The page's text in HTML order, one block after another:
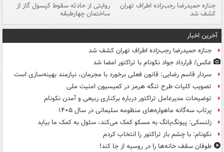
جنازه حمیدرضا رجب‌زاده اطراف تهران
کشف شد
روایتی از حادثه سقوط کپسول گاز از
ساختمان چهارطبقه
آخرین اخبار
جنازه حمیدرضا رجب‌زاده اطراف تهران کشف شد
عکس/ قرارداد جواد نکونام با تراکتور امضا شد
سردار قاسم رضایی: قانون فعلی برخورد با مجرمان، نیازمند بهینه‌سازی است
تصویب کلیات طرح تنگه هرمز در کمیسیون امنیت ملی
توضیحات مدیرعامل تراکتور درباره برکناری ربیعی و آمدن نکونام
پرتاب سه‌گانه ماهواره‌های منظومه سلیمانی در سال ۱۴۰۵
زلنسکی: پیونگ‌یانگ به مسکو کمک می‌کند، سئول به کمک ما بیاید
نکونام: با چشم باز تراکتور را انتخاب کردم
طوفان سقف خانه‌ها را در روسیه از جا ‌کند!